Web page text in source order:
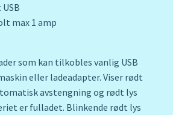
max 1 amp
som kan tilkobles vanlig USB
eller ladeadapter. Viser rødt
avstengning og rødt lys
er fulladet. Blinkende rødt lys